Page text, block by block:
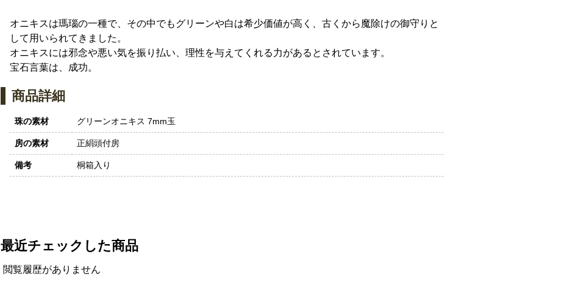
オニキスは瑪瑙の一種で、その中でもグリーンや白は希少価値が高く、古くから魔除けの御守りと
して用いられてきました。
オニキスには邪念や悪い気を振り払い、理性を与えてくれる力があるとされています。
宝石言葉は、成功。
商品詳細
珠の素材 グリーンオニキス 7mm玉
房の素材 正絹頭付房
備考 桐箱入り
最近チェックした商品
閲覧履歴がありません